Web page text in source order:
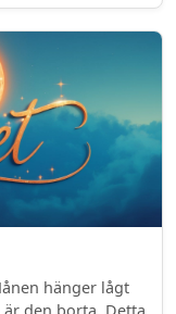
hänger lågt